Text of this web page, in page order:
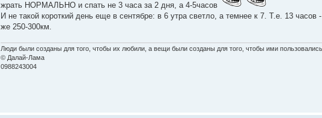
жрать НОРМАЛЬНО и спать не 3 часа за 2 дня, а 4-5часов
И не такой короткий день еще в сентябре: в 6 утра светло, а темнее к 7. Т.е. 13 часов
же 250-300км.
Люди были созданы для того, чтобы их любили, а вещи были созданы для того, чтобы ими
© Далай-Лама
0988243004